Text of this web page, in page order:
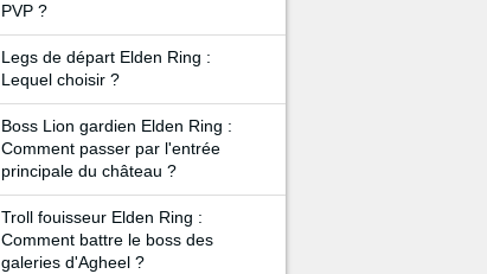
PVP ?
Legs de départ Elden Ring :
Lequel choisir ?
Boss Lion gardien Elden Ring :
Comment passer par l'entrée
principale du château ?
Troll fouisseur Elden Ring :
Comment battre le boss des
galeries d'Agheel ?